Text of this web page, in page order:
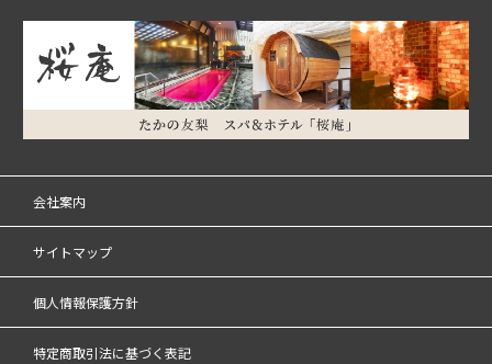
会社案内
サイトマップ
個人情報保護方針
特定商取引法に基づく表記